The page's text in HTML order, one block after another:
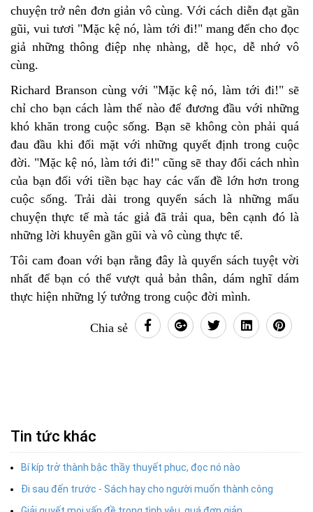
chuyện trở nên đơn giản vô cùng. Với cách diễn đạt gần
gũi, vui tươi "Mặc kệ nó, làm tới đi!" mang đến cho đọc
giả những thông điệp nhẹ nhàng, dễ học, dễ nhớ vô
cùng.
Richard Branson cùng với "Mặc kệ nó, làm tới đi!" sẽ
chỉ cho bạn cách làm thế nào để đương đầu với những
khó khăn trong cuộc sống. Bạn sẽ không còn phải quá
đau đầu khi đối mặt với những quyết định trong cuộc
đời. "Mặc kệ nó, làm tới đi!" cũng sẽ thay đổi cách nhìn
của bạn đối với tiền bạc hay các vấn đề lớn hơn trong
cuộc sống. Trải dài trong quyển sách là những mẩu
chuyện thực tế mà tác giả đã trải qua, bên cạnh đó là
những lời khuyên gần gũi và vô cùng thực tế.
Tôi cam đoan với bạn rằng đây là quyển sách tuyệt vời
nhất để bạn có thể vượt quả bản thân, dám nghĩ dám
thực hiện những lý tưởng trong cuộc đời mình.
Chia sẻ
Tin tức khác
Bí kíp trở thành bậc thầy thuyết phục, đọc nó nào
Đi sau đến trước - Sách hay cho người muốn thành công